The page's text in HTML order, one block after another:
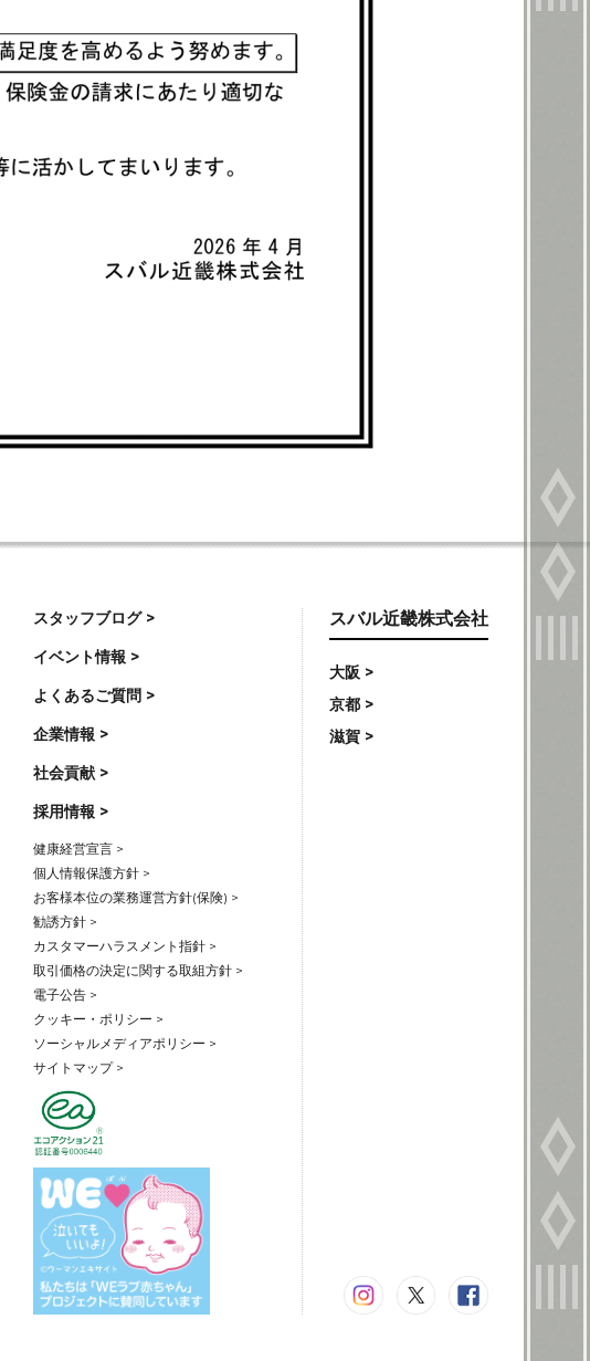
スタッフブログ >
イベント情報 >
よくあるご質問 >
企業情報 >
社会貢献 >
採用情報 >
健康経営宣言 >
個人情報保護方針 >
お客様本位の業務運営方針(保険) >
勧誘方針 >
カスタマーハラスメント指針 >
取引価格の決定に関する取組方針 >
電子公告 >
クッキー・ポリシー >
ソーシャルメディアポリシー >
サイトマップ >
スバル近畿株式会社
大阪 >
京都 >
滋賀 >